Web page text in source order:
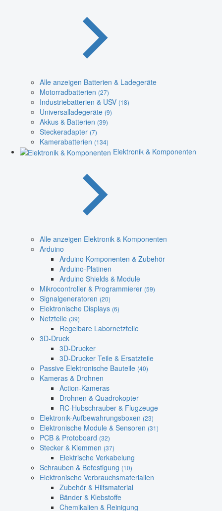
Alle anzeigen Batterien & Ladegeräte
Motorradbatterien (27)
Industriebatterien & USV (18)
Universalladegeräte (9)
Akkus & Batterien (39)
Steckeradapter (7)
Kamerabatterien (134)
Elektronik & Komponenten
Alle anzeigen Elektronik & Komponenten
Arduino
Arduino Komponenten & Zubehör
Arduino-Platinen
Arduino Shields & Module
Mikrocontroller & Programmierer (59)
Signalgeneratoren (20)
Elektronische Displays (6)
Netzteile (39)
Regelbare Labornetzteile
3D-Druck
3D-Drucker
3D-Drucker Teile & Ersatzteile
Passive Elektronische Bauteile (40)
Kameras & Drohnen
Action-Kameras
Drohnen & Quadrokopter
RC-Hubschrauber & Flugzeuge
Elektronik-Aufbewahrungsboxen (23)
Elektronische Module & Sensoren (31)
PCB & Protoboard (32)
Stecker & Klemmen (37)
Elektrische Verkabelung
Schrauben & Befestigung (10)
Elektronische Verbrauchsmaterialien
Zubehör & Hilfsmaterial
Bänder & Klebstoffe
Chemikalien & Reinigung